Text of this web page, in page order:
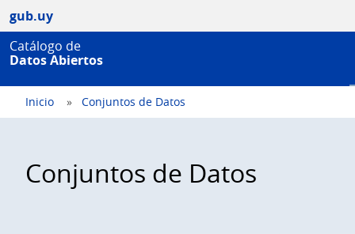
gub.uy
Catálogo de
Datos Abiertos
Inicio Conjuntos de Datos
Conjuntos de Datos